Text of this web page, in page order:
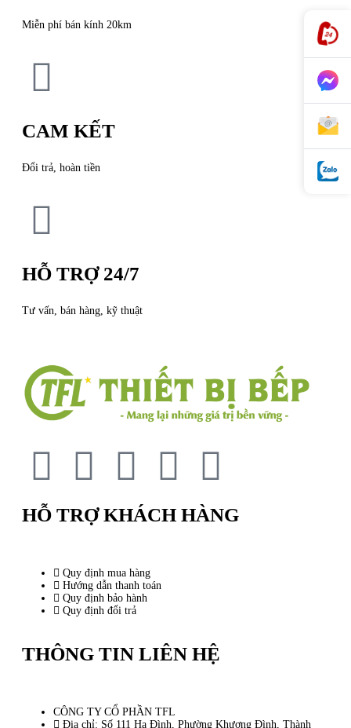
Miễn phí bán kính 20km
CAM KẾT
Đổi trả, hoàn tiền
HỖ TRỢ 24/7
Tư vấn, bán hàng, kỹ thuật
HỖ TRỢ KHÁCH HÀNG
Quy định mua hàng
Hướng dẫn thanh toán
Quy định bảo hành
Quy định đổi trả
THÔNG TIN LIÊN HỆ
CÔNG TY CỔ PHẦN TFL
Địa chỉ: Số 111 Hạ Đình, Phường Khương Đình, Thành